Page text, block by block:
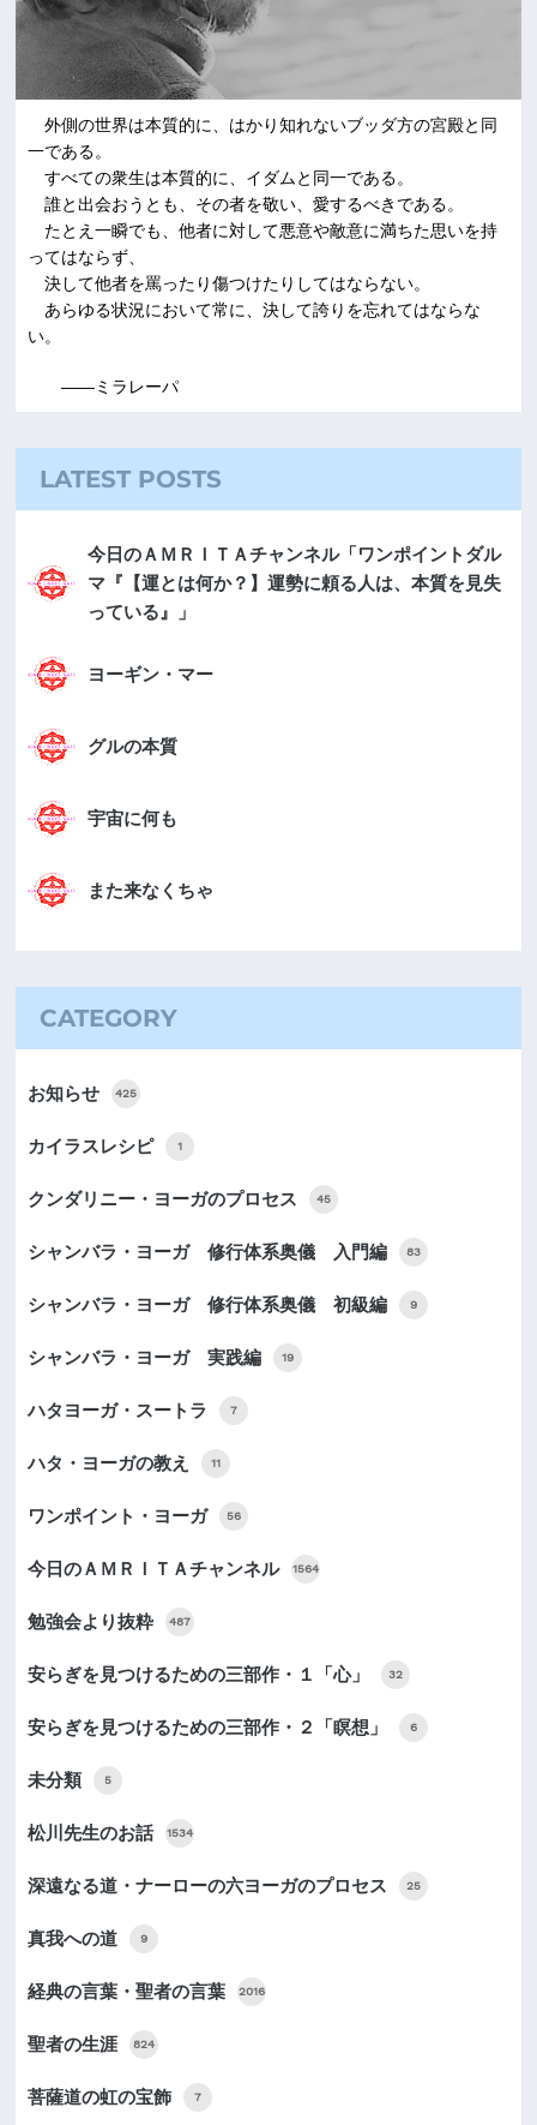
外側の世界は本質的に、はかり知れないブッダ方の宮殿と同
一である。
すべての衆生は本質的に、イダムと同一である。
誰と出会おうとも、その者を敬い、愛するべきである。
たとえ一瞬でも、他者に対して悪意や敵意に満ちた思いを持
ってはならず、
決して他者を罵ったり傷つけたりしてはならない。
あらゆる状況において常に、決して誇りを忘れてはならな
い。
――ミラレーパ
LATEST POSTS
今日のＡＭＲＩＴＡチャンネル「ワンポイントダル
マ『【運とは何か？】運勢に頼る人は、本質を見失
っている』」
ヨーギン・マー
グルの本質
宇宙に何も
また来なくちゃ
CATEGORY
お知らせ 425
カイラスレシピ 1
クンダリニー・ヨーガのプロセス 45
シャンバラ・ヨーガ 修行体系奥儀 入門編 83
シャンバラ・ヨーガ 修行体系奥儀 初級編 9
シャンバラ・ヨーガ 実践編 19
ハタヨーガ・スートラ 7
ハタ・ヨーガの教え 11
ワンポイント・ヨーガ 56
今日のＡＭＲＩＴＡチャンネル 1564
勉強会より抜粋 487
安らぎを見つけるための三部作・１「心」 32
安らぎを見つけるための三部作・２「瞑想」 6
未分類 5
松川先生のお話 1534
深遠なる道・ナーローの六ヨーガのプロセス 25
真我への道 9
経典の言葉・聖者の言葉 2016
聖者の生涯 824
菩薩道の虹の宝飾 7